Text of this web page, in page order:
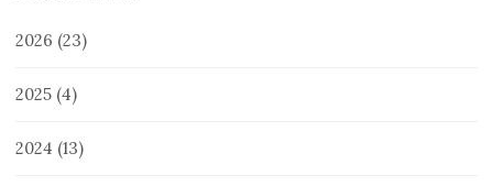
2026 (23)
2025 (4)
2024 (13)